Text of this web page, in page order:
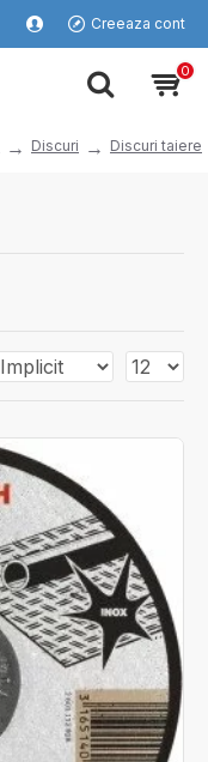
Creeaza cont
0
Discuri Discuri taiere